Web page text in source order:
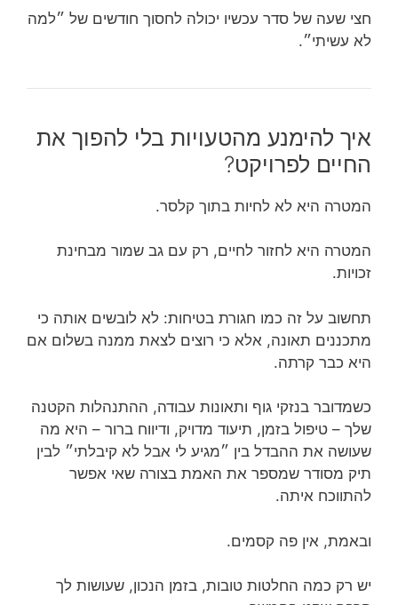
חצי שעה של סדר עכשיו יכולה לחסוך חודשים של ״למה
לא עשיתי״.
איך להימנע מהטעויות בלי להפוך את
החיים לפרויקט?
המטרה היא לא לחיות בתוך קלסר.
המטרה היא לחזור לחיים, רק עם גב שמור מבחינת
זכויות.
תחשוב על זה כמו חגורת בטיחות: לא לובשים אותה כי
מתכננים תאונה, אלא כי רוצים לצאת ממנה בשלום אם
היא כבר קרתה.
כשמדובר בנזקי גוף ותאונות עבודה, ההתנהלות הקטנה
שלך – טיפול בזמן, תיעוד מדויק, ודיווח ברור – היא מה
שעושה את ההבדל בין ״מגיע לי אבל לא קיבלתי״ לבין
תיק מסודר שמספר את האמת בצורה שאי אפשר
להתווכח איתה.
ובאמת, אין פה קסמים.
יש רק כמה החלטות טובות, בזמן הנכון, שעושות לך